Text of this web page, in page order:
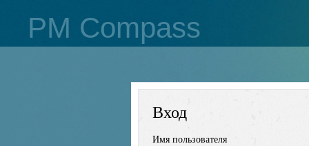
PM Compass
Вход
Имя пользователя